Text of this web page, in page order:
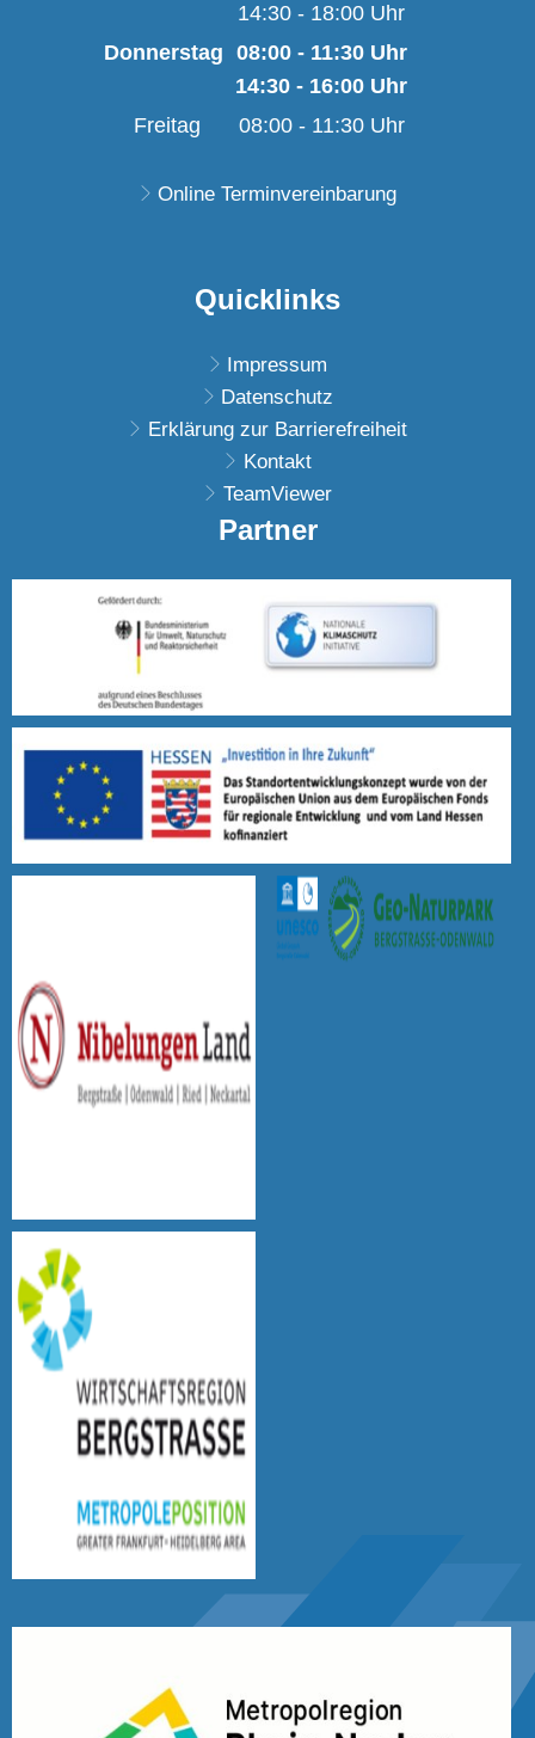
Von 08:00 bis 11:30
14:30 - 18:00 Uhr
Von 14:30 bis 18:00
Donnerstag 08:00- 11:30Uhr
Von 08:00 bis 11:30
14:30 - 16:00 Uhr
Von 14:30 bis 16:00
Freitag 08:00- 11:30Uhr
Online Terminvereinbarung
Quicklinks
Impressum
Datenschutz
Erklärung zur Barrierefreiheit
Kontakt
TeamViewer
Partner